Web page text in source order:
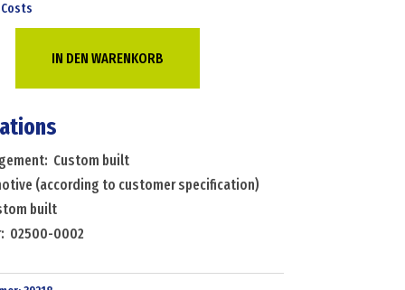
IN DEN WARENKORB
Custom built
(according to customer specification)
built
02500-0002